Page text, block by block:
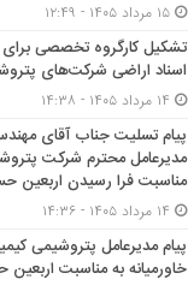
۱۵ مرداد ۱۴۰۵ - ۱۲:۴۹
تشکیل کارگروه تخصصی
اسناد اراضی شرکت‌های
پیام تسلیت جناب آقای
مدیرعامل محترم شركت
مناسبت فرا رسیدن اربعین
پیام مدیرعامل پتروشیمی
خاورمیانه به مناسبت